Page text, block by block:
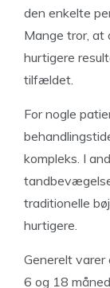
den enkelte
Mange tror, at
hurtigere
tilfældet.
For nogle
kompleks. I
traditionelle
hurtigere.
Generelt varer
6 og 18